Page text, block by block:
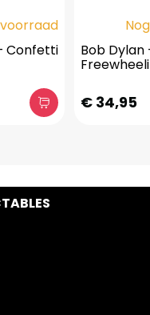
voorraad
Confetti
Bob Dylan
€ 34,95